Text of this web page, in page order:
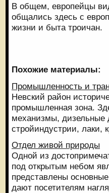
В общем, европейцы
общались здесь с
жизни и быта троичан.
Похожие материалы:
Промышленность и
Невский район
промышленная зона.
механизмы, дизельные
стройиндустрии, лаки,
Отдел живой природы
Одной из
под открытым небом
представлены
дают посетителям